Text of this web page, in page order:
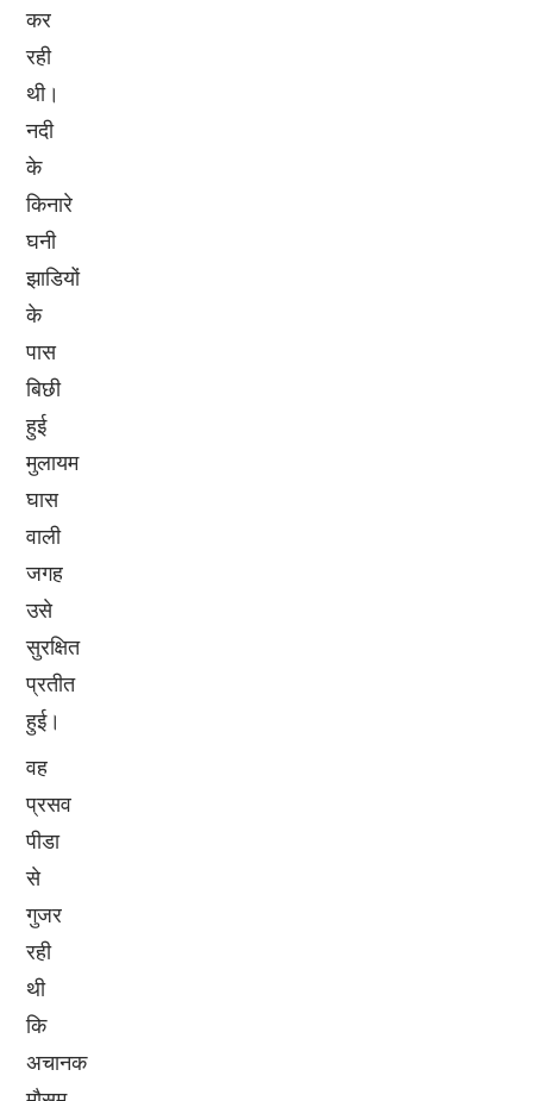
कर
रही
थी।
नदी
के
किनारे
घनी
झाडियों
के
पास
बिछी
हुई
मुलायम
घास
वाली
जगह
उसे
सुरक्षित
प्रतीत
हुई।
वह
प्रसव
पीडा
से
गुजर
रही
थी
कि
अचानक